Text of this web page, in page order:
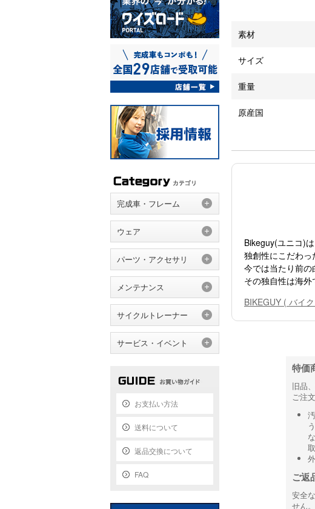
素材
サイズ
重量
原産国
Bikeguy(ユニコ)
独創性にこだわっ
今では当たり前の
その独自性は海外
BIKEGUY ( バイ
特価
旧品
ご注
ご返
安全
せん。
完成車・フレーム
ウェア
パーツ・アクセサリ
メンテナンス
サイクルトレーナー
サービス・イベント
お支払い方法
送料について
返品交換について
FAQ